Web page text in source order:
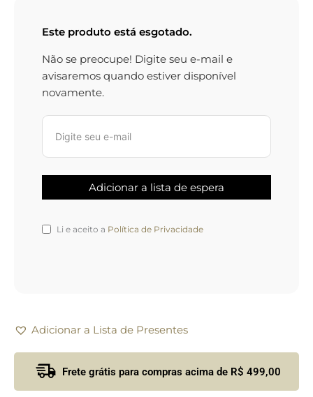
Este produto está esgotado.
Não se preocupe! Digite seu e-mail e
avisaremos quando estiver disponível
novamente.
Li e aceito a Política de Privacidade
Adicionar a Lista de Presentes
Frete grátis para compras acima de R$ 499,00